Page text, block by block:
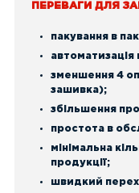
ПЕРЕВАГИ ДЛЯ
пакування в
автоматизація
зменшення 4
зашивка);
збільшення
простота в
мінімальна
продукції;
швидкий